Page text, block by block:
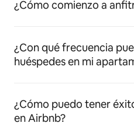
¿Cómo comienzo a
¿Con qué frecuencia
huéspedes en mi
¿Cómo puedo tener
en Airbnb?